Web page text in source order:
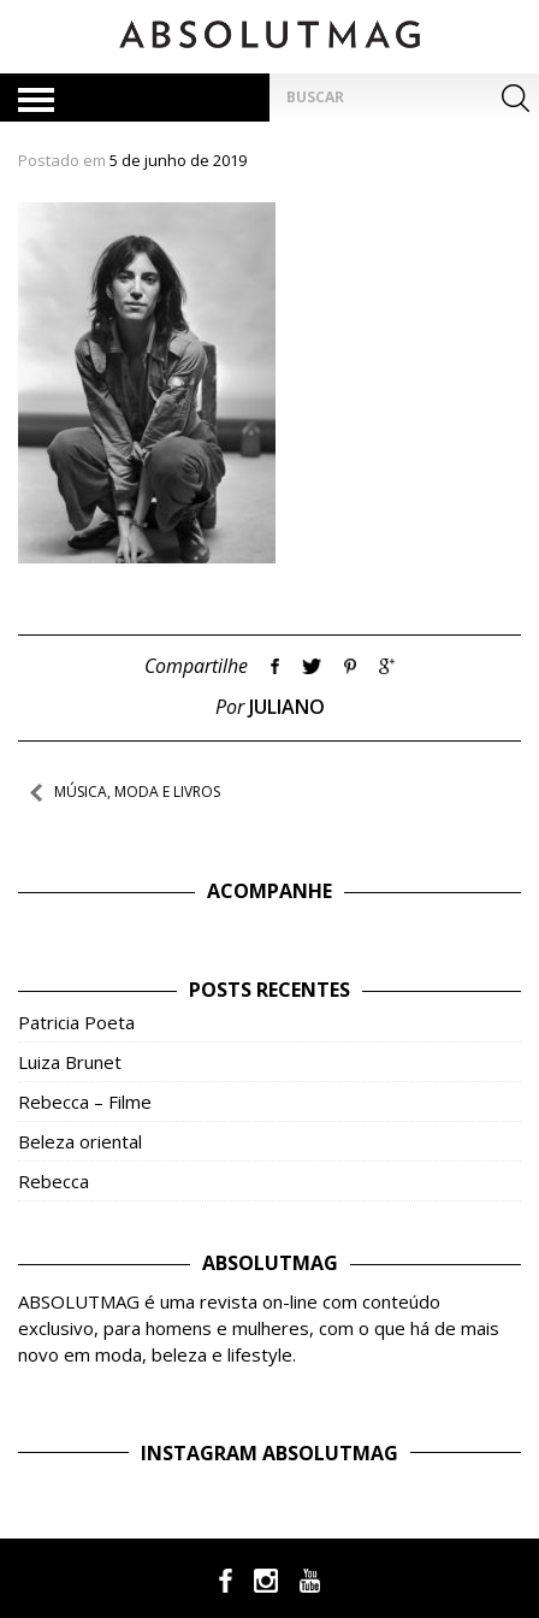
por:
Postado em 5 de junho de 2019
Compartilhe
PorJULIANO
Navegação
MÚSICA, MODA E LIVROS
ACOMPANHE
POSTS RECENTES
Patricia Poeta
Luiza Brunet
Rebecca – Filme
Beleza oriental
Rebecca
ABSOLUTMAG
ABSOLUTMAG é uma revista on-line com conteúdo
exclusivo, para homens e mulheres, com o que há de mais
novo em moda, beleza e lifestyle.
INSTAGRAM ABSOLUTMAG